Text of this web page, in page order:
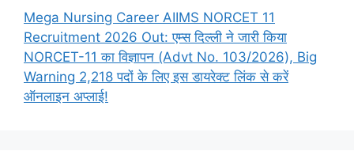
Mega Nursing Career AIIMS NORCET 11
Recruitment 2026 Out: एम्स दिल्ली ने जारी किया
NORCET-11 का विज्ञापन (Advt No. 103/2026), Big
Warning 2,218 पदों के लिए इस डायरेक्ट लिंक से करें
ऑनलाइन अप्लाई!